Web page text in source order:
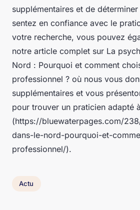
supplémentaires et de
sentez en confiance avec le
votre recherche, vous pouvez
notre article complet sur La
Nord : Pourquoi et comment
professionnel ? où nous vous
supplémentaires et vous
pour trouver un praticien adapté
(https://bluewaterpages.com/
dans-le-nord-pourquoi-et-
professionnel/).
Actu